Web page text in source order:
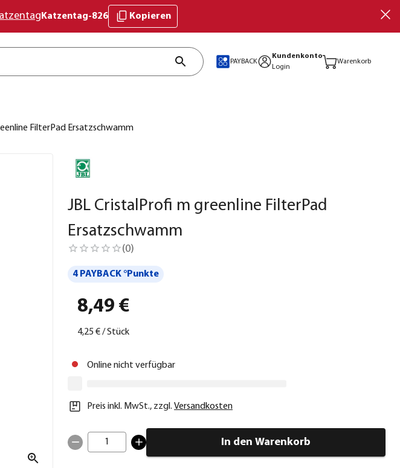
Katzentag-826 Kopieren
PAYBACK
Kundenkonto
Login
Warenkorb
FilterPad Ersatzschwamm
JBL CristalProfi m greenline FilterPad
Ersatzschwamm
(0)
4 PAYBACK °Punkte
8,49 €
4,25 €/Stück
Online nicht verfügbar
Preis inkl. MwSt., zzgl. Versandkosten
1 In den Warenkorb